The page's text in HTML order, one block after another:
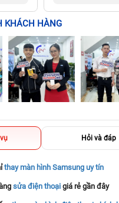
KHÁCH HÀNG
Hỏi và đáp
thay màn hình Samsung uy tín
sửa điện thoại giá rẻ gần đây